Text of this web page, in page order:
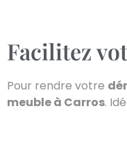
Facilitez
Pour rendre votre
meuble à Carros.